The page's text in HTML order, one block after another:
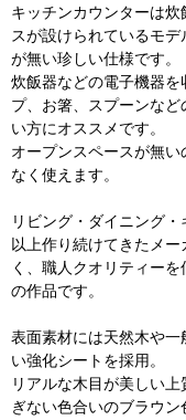
キッチンカウンターは
スが設けられているモ
が無い珍しい仕様です。
炊飯器などの電子機器
プ、お箸、スプーンな
い方にオススメです。
オープンスペースが無
なく使えます。
リビング・ダイニング
以上作り続けてきたメ
く、職人クオリティー
の作品です。
表面素材には天然木や
い強化シートを採用。
リアルな木目が美しい
ぎない色合いのブラウ